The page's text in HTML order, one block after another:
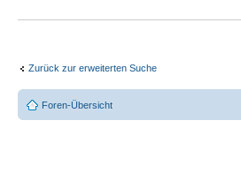
Zurück zur erweiterten Suche
Foren-Übersicht